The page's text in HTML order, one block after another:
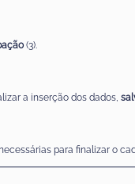
(3).
a inserção dos dados,
para finalizar o